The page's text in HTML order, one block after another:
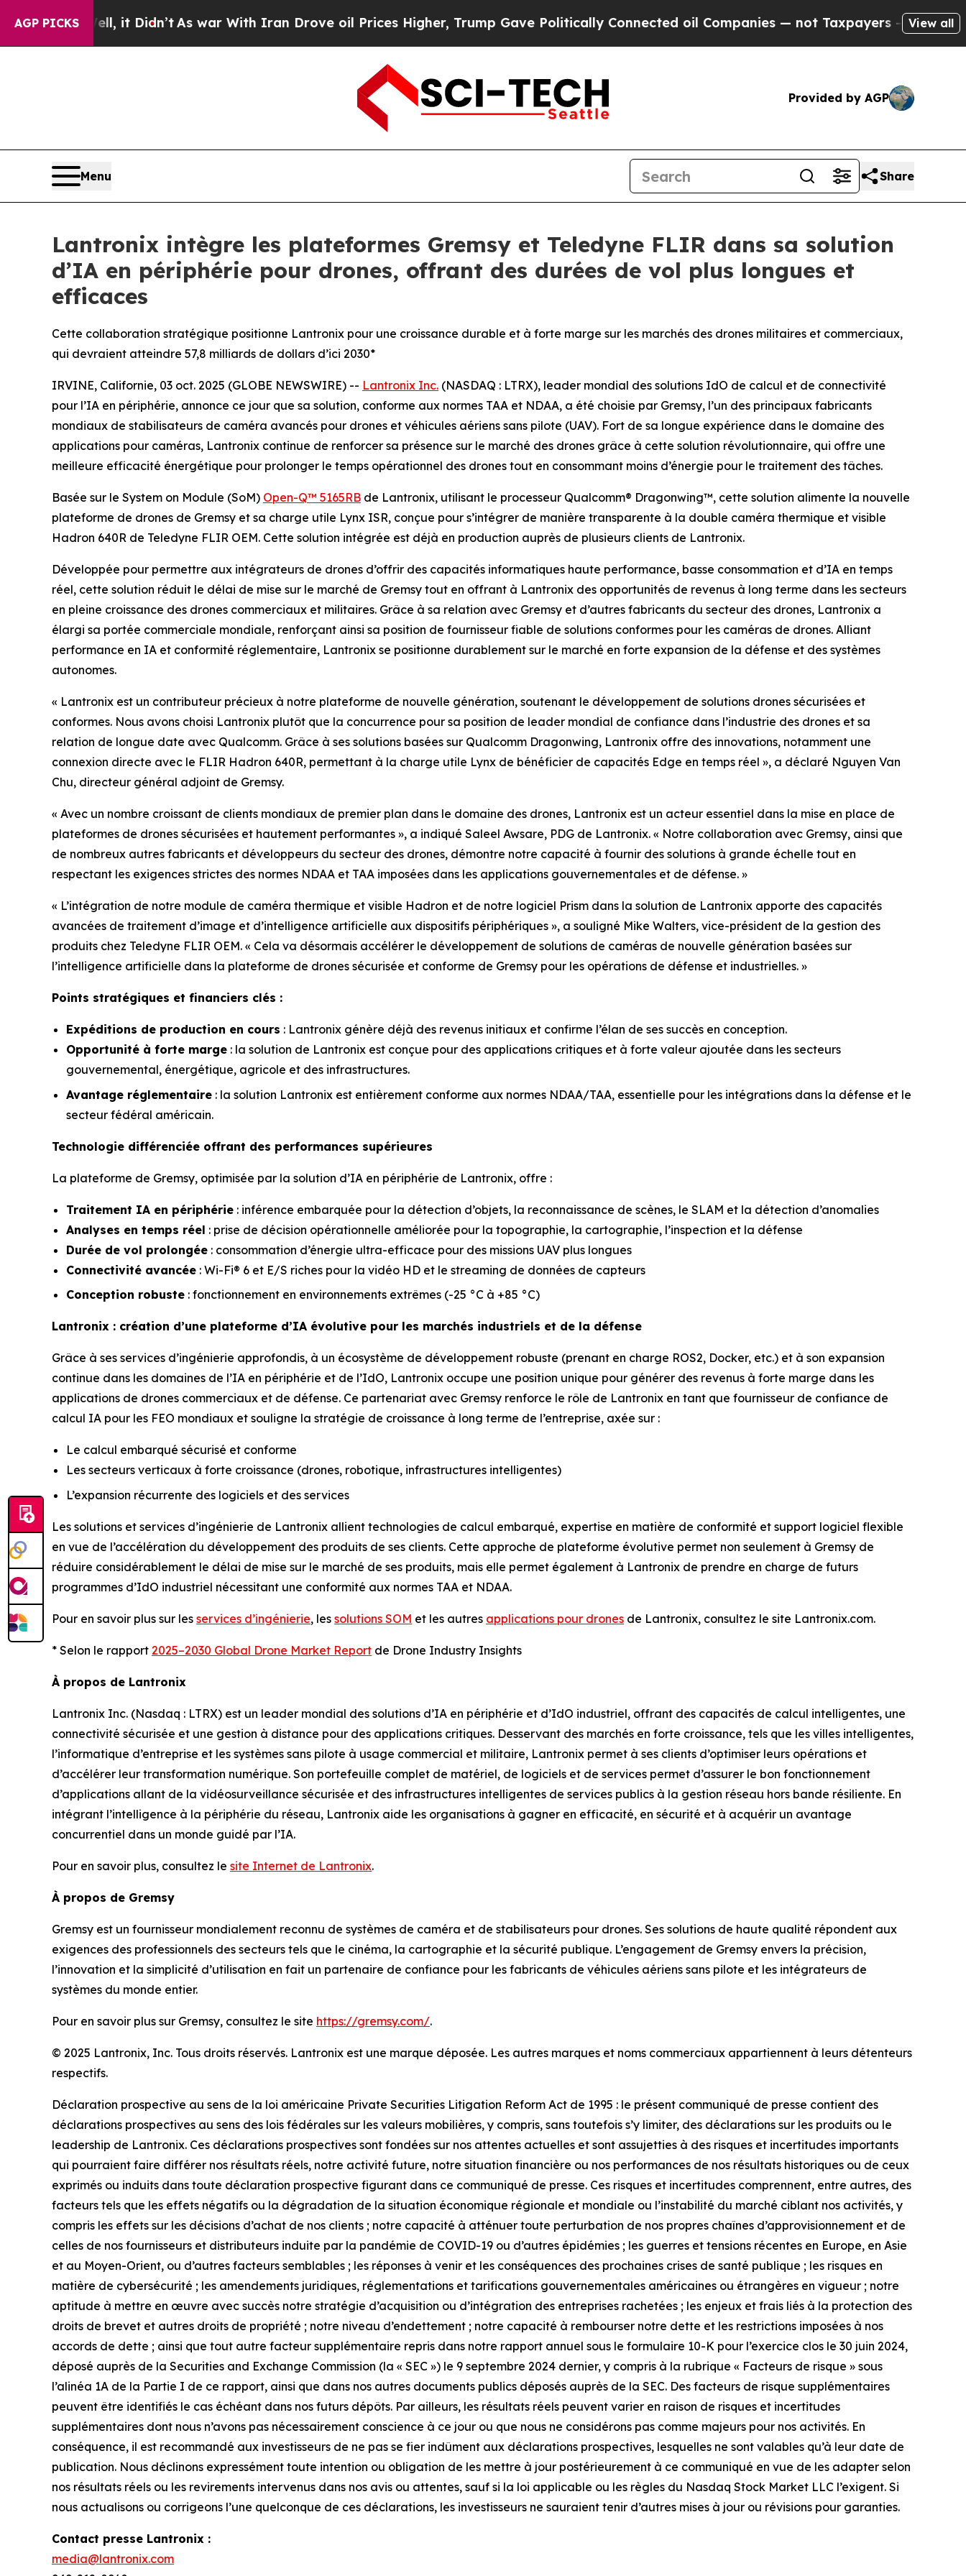
AGP PICKS
it Didn’tAs war With Iran Drove oil Prices Higher, Trump Gave Politically Connected oil Companies — not Taxpayers — the Chance to Cash in
View all
Provided by AGP
Menu Share
Lantronix intègre les plateformes Gremsy et Teledyne FLIR dans sa solution
d’IA en périphérie pour drones, offrant des durées de vol plus longues et
efficaces
Cette collaboration stratégique positionne Lantronix pour une croissance durable et à forte marge sur les marchés des drones militaires et commerciaux,
qui devraient atteindre 57,8 milliards de dollars d’ici 2030*
IRVINE, Californie, 03 oct. 2025 (GLOBE NEWSWIRE) -- Lantronix Inc. (NASDAQ : LTRX), leader mondial des solutions IdO de calcul et de connectivité
pour l’IA en périphérie, annonce ce jour que sa solution, conforme aux normes TAA et NDAA, a été choisie par Gremsy, l’un des principaux fabricants
mondiaux de stabilisateurs de caméra avancés pour drones et véhicules aériens sans pilote (UAV). Fort de sa longue expérience dans le domaine des
applications pour caméras, Lantronix continue de renforcer sa présence sur le marché des drones grâce à cette solution révolutionnaire, qui offre une
meilleure efficacité énergétique pour prolonger le temps opérationnel des drones tout en consommant moins d’énergie pour le traitement des tâches.
Basée sur le System on Module (SoM) Open-Q™ 5165RB de Lantronix, utilisant le processeur Qualcomm® Dragonwing™, cette solution alimente la nouvelle
plateforme de drones de Gremsy et sa charge utile Lynx ISR, conçue pour s’intégrer de manière transparente à la double caméra thermique et visible
Hadron 640R de Teledyne FLIR OEM. Cette solution intégrée est déjà en production auprès de plusieurs clients de Lantronix.
Développée pour permettre aux intégrateurs de drones d’offrir des capacités informatiques haute performance, basse consommation et d’IA en temps
réel, cette solution réduit le délai de mise sur le marché de Gremsy tout en offrant à Lantronix des opportunités de revenus à long terme dans les secteurs
en pleine croissance des drones commerciaux et militaires. Grâce à sa relation avec Gremsy et d’autres fabricants du secteur des drones, Lantronix a
élargi sa portée commerciale mondiale, renforçant ainsi sa position de fournisseur fiable de solutions conformes pour les caméras de drones. Alliant
performance en IA et conformité réglementaire, Lantronix se positionne durablement sur le marché en forte expansion de la défense et des systèmes
autonomes.
« Lantronix est un contributeur précieux à notre plateforme de nouvelle génération, soutenant le développement de solutions drones sécurisées et
conformes. Nous avons choisi Lantronix plutôt que la concurrence pour sa position de leader mondial de confiance dans l’industrie des drones et sa
relation de longue date avec Qualcomm. Grâce à ses solutions basées sur Qualcomm Dragonwing, Lantronix offre des innovations, notamment une
connexion directe avec le FLIR Hadron 640R, permettant à la charge utile Lynx de bénéficier de capacités Edge en temps réel », a déclaré Nguyen Van
Chu, directeur général adjoint de Gremsy.
« Avec un nombre croissant de clients mondiaux de premier plan dans le domaine des drones, Lantronix est un acteur essentiel dans la mise en place de
plateformes de drones sécurisées et hautement performantes », a indiqué Saleel Awsare, PDG de Lantronix. « Notre collaboration avec Gremsy, ainsi que
de nombreux autres fabricants et développeurs du secteur des drones, démontre notre capacité à fournir des solutions à grande échelle tout en
respectant les exigences strictes des normes NDAA et TAA imposées dans les applications gouvernementales et de défense. »
« L’intégration de notre module de caméra thermique et visible Hadron et de notre logiciel Prism dans la solution de Lantronix apporte des capacités
avancées de traitement d’image et d’intelligence artificielle aux dispositifs périphériques », a souligné Mike Walters, vice-président de la gestion des
produits chez Teledyne FLIR OEM. « Cela va désormais accélérer le développement de solutions de caméras de nouvelle génération basées sur
l’intelligence artificielle dans la plateforme de drones sécurisée et conforme de Gremsy pour les opérations de défense et industrielles. »
Points stratégiques et financiers clés :
Expéditions de production en cours : Lantronix génère déjà des revenus initiaux et confirme l’élan de ses succès en conception.
Opportunité à forte marge : la solution de Lantronix est conçue pour des applications critiques et à forte valeur ajoutée dans les secteurs
gouvernemental, énergétique, agricole et des infrastructures.
Avantage réglementaire : la solution Lantronix est entièrement conforme aux normes NDAA/TAA, essentielle pour les intégrations dans la défense et le
secteur fédéral américain.
Technologie différenciée offrant des performances supérieures
La plateforme de Gremsy, optimisée par la solution d’IA en périphérie de Lantronix, offre :
Traitement IA en périphérie : inférence embarquée pour la détection d’objets, la reconnaissance de scènes, le SLAM et la détection d’anomalies
Analyses en temps réel : prise de décision opérationnelle améliorée pour la topographie, la cartographie, l’inspection et la défense
Durée de vol prolongée : consommation d’énergie ultra-efficace pour des missions UAV plus longues
Connectivité avancée : Wi-Fi® 6 et E/S riches pour la vidéo HD et le streaming de données de capteurs
Conception robuste : fonctionnement en environnements extrêmes (-25 °C à +85 °C)
Lantronix : création d’une plateforme d’IA évolutive pour les marchés industriels et de la défense
Grâce à ses services d’ingénierie approfondis, à un écosystème de développement robuste (prenant en charge ROS2, Docker, etc.) et à son expansion
continue dans les domaines de l’IA en périphérie et de l’IdO, Lantronix occupe une position unique pour générer des revenus à forte marge dans les
applications de drones commerciaux et de défense. Ce partenariat avec Gremsy renforce le rôle de Lantronix en tant que fournisseur de confiance de
calcul IA pour les FEO mondiaux et souligne la stratégie de croissance à long terme de l’entreprise, axée sur :
Le calcul embarqué sécurisé et conforme
Les secteurs verticaux à forte croissance (drones, robotique, infrastructures intelligentes)
L’expansion récurrente des logiciels et des services
Les solutions et services d’ingénierie de Lantronix allient technologies de calcul embarqué, expertise en matière de conformité et support logiciel flexible
en vue de l’accélération du développement des produits de ses clients. Cette approche de plateforme évolutive permet non seulement à Gremsy de
réduire considérablement le délai de mise sur le marché de ses produits, mais elle permet également à Lantronix de prendre en charge de futurs
programmes d’IdO industriel nécessitant une conformité aux normes TAA et NDAA.
Pour en savoir plus sur les services d’ingénierie, les solutions SOM et les autres applications pour drones de Lantronix, consultez le site Lantronix.com.
* Selon le rapport 2025–2030 Global Drone Market Report de Drone Industry Insights
À propos de Lantronix
Lantronix Inc. (Nasdaq : LTRX) est un leader mondial des solutions d’IA en périphérie et d’IdO industriel, offrant des capacités de calcul intelligentes, une
connectivité sécurisée et une gestion à distance pour des applications critiques. Desservant des marchés en forte croissance, tels que les villes intelligentes,
l’informatique d’entreprise et les systèmes sans pilote à usage commercial et militaire, Lantronix permet à ses clients d’optimiser leurs opérations et
d’accélérer leur transformation numérique. Son portefeuille complet de matériel, de logiciels et de services permet d’assurer le bon fonctionnement
d’applications allant de la vidéosurveillance sécurisée et des infrastructures intelligentes de services publics à la gestion réseau hors bande résiliente. En
intégrant l’intelligence à la périphérie du réseau, Lantronix aide les organisations à gagner en efficacité, en sécurité et à acquérir un avantage
concurrentiel dans un monde guidé par l’IA.
Pour en savoir plus, consultez le site Internet de Lantronix.
À propos de Gremsy
Gremsy est un fournisseur mondialement reconnu de systèmes de caméra et de stabilisateurs pour drones. Ses solutions de haute qualité répondent aux
exigences des professionnels des secteurs tels que le cinéma, la cartographie et la sécurité publique. L’engagement de Gremsy envers la précision,
l’innovation et la simplicité d’utilisation en fait un partenaire de confiance pour les fabricants de véhicules aériens sans pilote et les intégrateurs de
systèmes du monde entier.
Pour en savoir plus sur Gremsy, consultez le site https://gremsy.com/.
© 2025 Lantronix, Inc. Tous droits réservés. Lantronix est une marque déposée. Les autres marques et noms commerciaux appartiennent à leurs détenteurs
respectifs.
Déclaration prospective au sens de la loi américaine Private Securities Litigation Reform Act de 1995 : le présent communiqué de presse contient des
déclarations prospectives au sens des lois fédérales sur les valeurs mobilières, y compris, sans toutefois s’y limiter, des déclarations sur les produits ou le
leadership de Lantronix. Ces déclarations prospectives sont fondées sur nos attentes actuelles et sont assujetties à des risques et incertitudes importants
qui pourraient faire différer nos résultats réels, notre activité future, notre situation financière ou nos performances de nos résultats historiques ou de ceux
exprimés ou induits dans toute déclaration prospective figurant dans ce communiqué de presse. Ces risques et incertitudes comprennent, entre autres, des
facteurs tels que les effets négatifs ou la dégradation de la situation économique régionale et mondiale ou l’instabilité du marché ciblant nos activités, y
compris les effets sur les décisions d’achat de nos clients ; notre capacité à atténuer toute perturbation de nos propres chaînes d’approvisionnement et de
celles de nos fournisseurs et distributeurs induite par la pandémie de COVID-19 ou d’autres épidémies ; les guerres et tensions récentes en Europe, en Asie
et au Moyen-Orient, ou d’autres facteurs semblables ; les réponses à venir et les conséquences des prochaines crises de santé publique ; les risques en
matière de cybersécurité ; les amendements juridiques, réglementations et tarifications gouvernementales américaines ou étrangères en vigueur ; notre
aptitude à mettre en œuvre avec succès notre stratégie d’acquisition ou d’intégration des entreprises rachetées ; les enjeux et frais liés à la protection des
droits de brevet et autres droits de propriété ; notre niveau d’endettement ; notre capacité à rembourser notre dette et les restrictions imposées à nos
accords de dette ; ainsi que tout autre facteur supplémentaire repris dans notre rapport annuel sous le formulaire 10-K pour l’exercice clos le 30 juin 2024,
déposé auprès de la Securities and Exchange Commission (la « SEC ») le 9 septembre 2024 dernier, y compris à la rubrique « Facteurs de risque » sous
l’alinéa 1A de la Partie I de ce rapport, ainsi que dans nos autres documents publics déposés auprès de la SEC. Des facteurs de risque supplémentaires
peuvent être identifiés le cas échéant dans nos futurs dépôts. Par ailleurs, les résultats réels peuvent varier en raison de risques et incertitudes
supplémentaires dont nous n’avons pas nécessairement conscience à ce jour ou que nous ne considérons pas comme majeurs pour nos activités. En
conséquence, il est recommandé aux investisseurs de ne pas se fier indûment aux déclarations prospectives, lesquelles ne sont valables qu’à leur date de
publication. Nous déclinons expressément toute intention ou obligation de les mettre à jour postérieurement à ce communiqué en vue de les adapter selon
nos résultats réels ou les revirements intervenus dans nos avis ou attentes, sauf si la loi applicable ou les règles du Nasdaq Stock Market LLC l’exigent. Si
nous actualisons ou corrigeons l’une quelconque de ces déclarations, les investisseurs ne sauraient tenir d’autres mises à jour ou révisions pour garanties.
Contact presse Lantronix :
media@lantronix.com